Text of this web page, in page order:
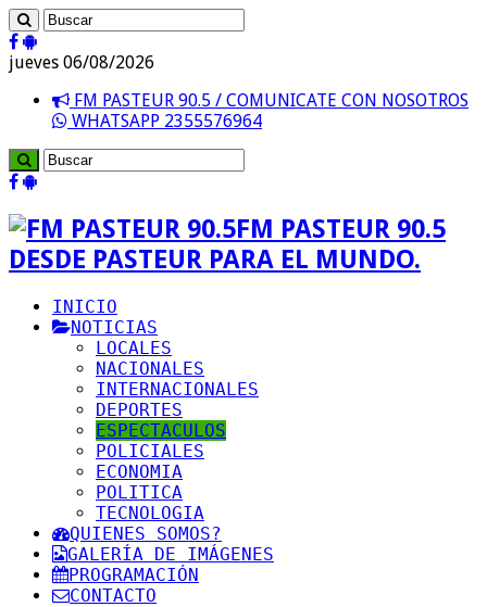
jueves 06/08/2026
FM PASTEUR 90.5 / COMUNICATE CON NOSOTROS
WHATSAPP 2355576964
FM PASTEUR 90.5
DESDE PASTEUR PARA EL MUNDO.
INICIO
NOTICIAS
LOCALES
NACIONALES
INTERNACIONALES
DEPORTES
ESPECTACULOS
POLICIALES
ECONOMIA
POLITICA
TECNOLOGIA
QUIENES SOMOS?
GALERÍA DE IMÁGENES
PROGRAMACIÓN
CONTACTO